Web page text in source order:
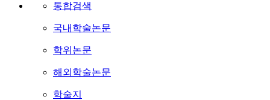
통합검색
국내학술논문
학위논문
해외학술논문
학술지